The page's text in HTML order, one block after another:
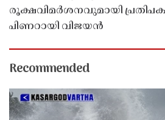
രൂക്ഷവിമർശനവുമായി
പിണറായി വിജയൻ
Recommended